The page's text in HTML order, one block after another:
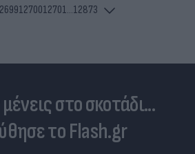
1270012701...12873
στο σκοτάδι...
το Flash.gr